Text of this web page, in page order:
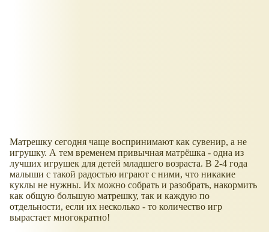
Матрешку сегодня чаще воспринимают как сувенир, а не
игрушку. А тем временем привычная матрёшка - одна из
лучших игрушек для детей младшего возраста. В 2-4 года
малыши с такой радостью играют с ними, что никакие
куклы не нужны. Их можно собрать и разобрать, накормить
как общую большую матрешку, так и каждую по
отдельности, если их несколько - то количество игр
вырастает многократно!